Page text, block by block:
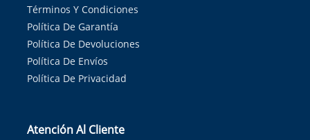
Términos Y Condiciones
Política De Garantía
Política De Devoluciones
Política De Envíos
Política De Privacidad
Atención Al Cliente